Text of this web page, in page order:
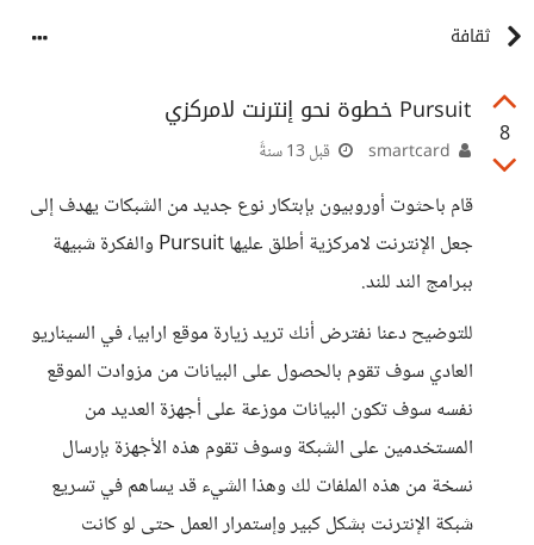
ثقافة
8
Pursuit خطوة نحو إنترنت لامركزي
قبل 13 سنةً
قام باحثوت أوروبيون بإبتكار نوع جديد من الشبكات يهدف إلى
جعل الإنترنت لامركزية أطلق عليها Pursuit والفكرة شبيهة
ببرامج الند للند.
للتوضيح دعنا نفترض أنك تريد زيارة موقع ارابيا، في السيناريو
العادي سوف تقوم بالحصول على البيانات من مزوادت الموقع
نفسه سوف تكون البيانات موزعة على أجهزة العديد من
المستخدمين على الشبكة وسوف تقوم هذه الأجهزة بإرسال
نسخة من هذه الملفات لك وهذا الشيء قد يساهم في تسريع
شبكة الإنترنت بشكل كبير وإستمرار العمل حتى لو كانت